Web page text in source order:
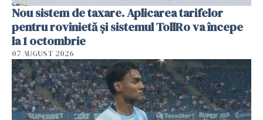
Nou sistem de taxare. Aplicarea tarifelor
pentru rovinietă şi sistemul TollRo va începe
la 1 octombrie
07 AUGUST 2026